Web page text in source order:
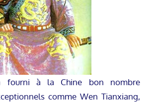
fourni à la Chine bon nombre
comme Wen Tianxiang,